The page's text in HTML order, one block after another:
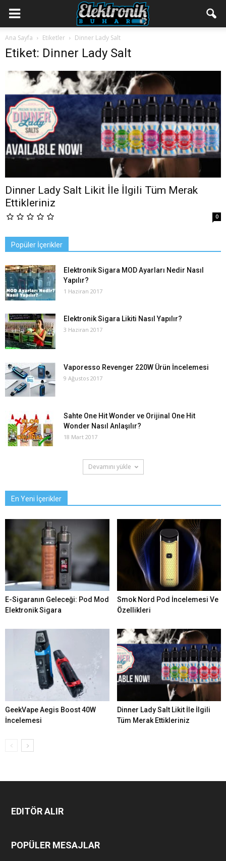
Ana Sayfa Etiketler Dinner Lady Salt
Etiket: Dinner Lady Salt
Dinner Lady Salt Likit İle İlgili Tüm Merak
Ettikleriniz
0
Popüler İçerikler
Elektronik Sigara MOD Ayarları Nedir Nasıl
Yapılır?
1 Haziran 2017
Elektronik Sigara Likiti Nasıl Yapılır?
3 Haziran 2017
Vaporesso Revenger 220W Ürün İncelemesi
9 Ağustos 2017
Sahte One Hit Wonder ve Orijinal One Hit
Wonder Nasıl Anlaşılır?
18 Mart 2017
Devamını yükle
En Yeni İçerikler
E-Sigaranın Geleceği: Pod Mod
Elektronik Sigara
Smok Nord Pod İncelemesi Ve
Özellikleri
GeekVape Aegis Boost 40W
İncelemesi
Dinner Lady Salt Likit İle İlgili
Tüm Merak Ettikleriniz
EDITÖR ALIR
POPÜLER MESAJLAR